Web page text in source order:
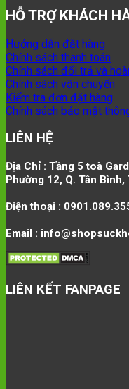
HỖ TRỢ KHÁCH
Hướng dẫn đặt hàng
Chính sách thanh toán
Chính sách đổi trả và
Chính sách vận chuyển
Kiểm tra đơn đặt hàng
Chính sách bảo mật
LIÊN HỆ
Địa Chỉ : Tầng 5 toà
Phường 12, Q. Tân
Điện thoại :
Email :
LIÊN KẾT FANPAGE